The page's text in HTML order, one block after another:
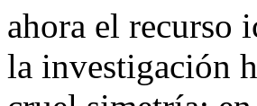
ahora el recurso
la investigación